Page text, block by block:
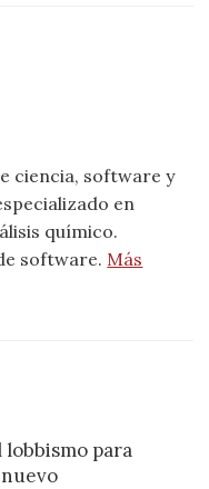
ciencia, software y
en
químico.
software. Más
para